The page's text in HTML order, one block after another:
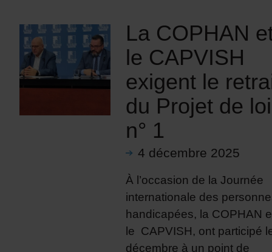
La COPHAN
le CAPVISH
exigent le
du Projet de loi
n° 1
4 décembre 2025
À l’occasion de la Journée
internationale des
handicapées, la COPHAN
le CAPVISH, ont participé
décembre à un point de